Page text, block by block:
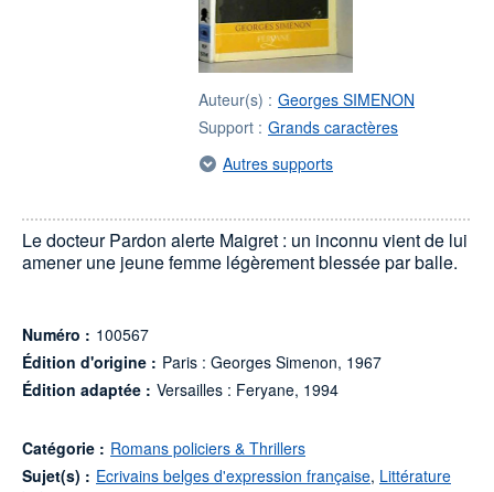
Auteur(s) : Georges SIMENON
Support : Grands caractères
Autres supports
Le docteur Pardon alerte Maigret : un inconnu vient de lui
amener une jeune femme légèrement blessée par balle.
Numéro : 100567
Édition d'origine : Paris : Georges Simenon, 1967
Édition adaptée : Versailles : Feryane, 1994
Catégorie : Romans policiers & Thrillers
Sujet(s) : Ecrivains belges d'expression française, Littérature